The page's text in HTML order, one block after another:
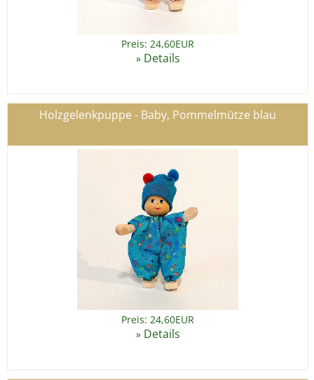
Preis: 24,60EUR
» Details
Holzgelenkpuppe - Baby, Pommelmütze blau
Preis: 24,60EUR
» Details